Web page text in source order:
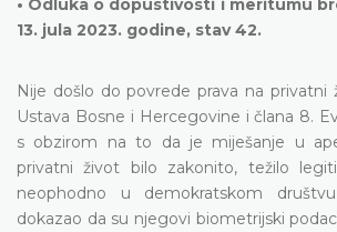
• Odluka o dopustivosti i meritumu
13. jula 2023. godine, stav 42.
Nije došlo do povrede prava na privatni
Ustava Bosne i Hercegovine i člana 8.
s obzirom na to da je miješanje u
privatni život bilo zakonito, težilo
neophodno u demokratskom
dokazao da su njegovi biometrijski